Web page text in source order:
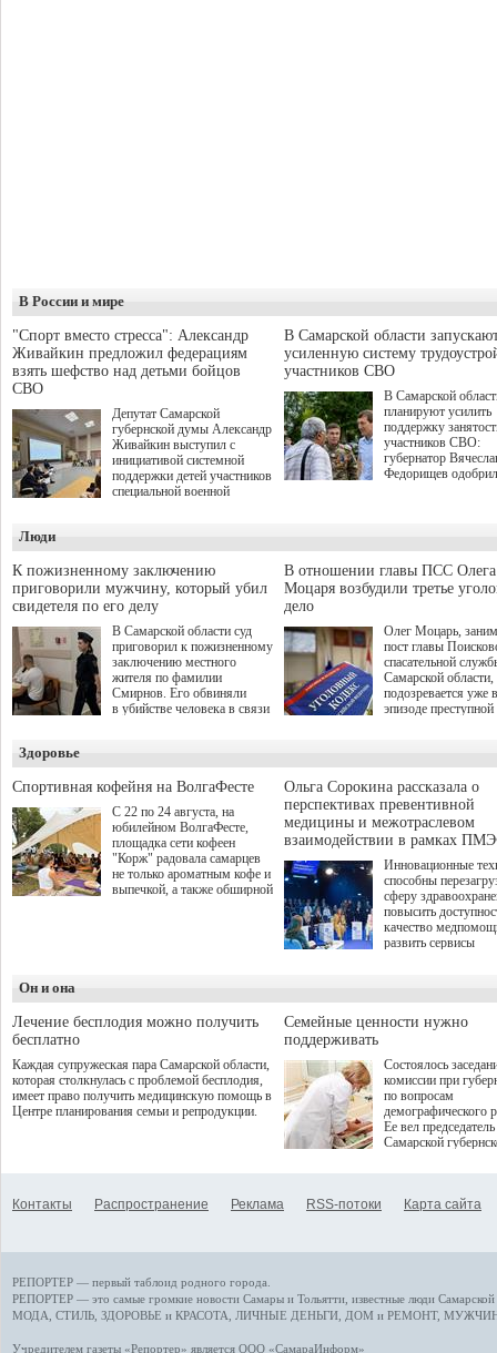
В России и мире
"Спорт вместо стресса": Александр
Живайкин предложил федерациям
взять шефство над детьми бойцов
СВО
Депутат Самарской
губернской думы Александр
Живайкин выступил с
инициативой системной
поддержки детей участников
специальной военной
"Помощь фронту и семьям
участников СВО", которая
прошла в Отрадном 7
августа.
В Самарской области
усиленную систему
участников СВО
В Самарской
планируют усилить
поддержку
участников СВО:
губернатор
Федорищев
на трудоустройство
спокойную
мирной жизни.
Люди
К пожизненному заключению
приговорили мужчину, который убил
свидетеля по его делу
В Самарской области суд
приговорил к пожизненному
заключению местного
жителя по фамилии
Смирнов. Его обвиняли
в убийстве человека в связи
В отношении главы ПСС Олега
Моцаря возбудили третье
дело
Олег Моцарь,
пост главы
спасательной
Самарской области,
подозревается уже
эпизоде преступной
а сам он
Здоровье
Спортивная кофейня на ВолгаФесте
С 22 по 24 августа, на
юбилейном ВолгаФесте,
площадка сети кофеен
"Корж" радовала самарцев
не только ароматным кофе и
выпечкой, а также обширной
Ольга Сорокина рассказала о
перспективах превентивной
медицины и межотраслевом
взаимодействии в рамках
Инновационные
способны
сферу
повысить
качество
развить сервисы
определенными
К ним можно
возникающие при
данными
более динамичного
проникновения
сегмент
отраслевое
рассказала Ольга
ходе сессии
качества жизни" в
ПМЭФ 2025. В
Он и она
Лечение бесплодия можно получить
бесплатно
Каждая супружеская пара Самарской области,
которая столкнулась с проблемой бесплодия,
имеет право получить медицинскую помощь в
Центре планирования семьи и репродукции.
Семейные ценности нужно
поддерживать
Состоялось
комиссии при
по вопросам
демографического
Ее вел председатель
Самарской
Контакты Распространение Реклама RSS-потоки Карта сайта
РЕПОРТЕР — первый таблоид родного города.
РЕПОРТЕР — это самые громкие новости Самары и Тольятти, известные люди
МОДА, СТИЛЬ ЗДОРОВЬЕ и КРАСОТА ЛИЧНЫЕ ДЕНЬГИ ДОМ и РЕМОНТ,
Учредителем газеты «Репортер» является ООО «СамараИнформ»